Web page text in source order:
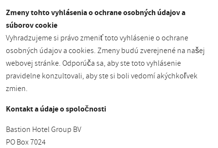
Zmeny tohto vyhlásenia o ochrane osobných údajov a
súborov cookie
Vyhradzujeme si právo zmeniť toto vyhlásenie o ochrane
osobných údajov a cookies. Zmeny budú zverejnené na našej
webovej stránke. Odporúča sa, aby ste toto vyhlásenie
pravidelne konzultovali, aby ste si boli vedomí akýchkoľvek
zmien.
Kontakt a údaje o spoločnosti
Bastion Hotel Group BV
PO Box 7024